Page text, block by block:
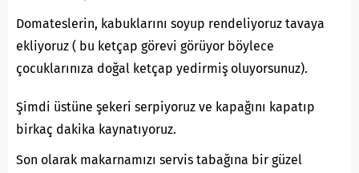
Domateslerin, kabuklarını soyup rendeliyoruz tavaya
ekliyoruz ( bu ketçap görevi görüyor böylece
çocuklarınıza doğal ketçap yedirmiş oluyorsunuz).
Şimdi üstüne şekeri serpiyoruz ve kapağını kapatıp
birkaç dakika kaynatıyoruz.
Son olarak makarnamızı servis tabağına bir güzel